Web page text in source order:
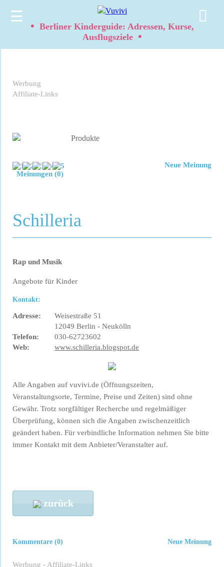
☰
• Berliner Kinderguide: Adressen, Kurse,
Ausflugsziele •
Werbung
Affiliate-Links
Meinungen (0)
Neue Meinung
Schilleria
Rap und Musik
Angebote für Kinder
Kontakt:
Adresse:
Weisestraße 51
12049 Berlin - Neukölln
Telefon:
030-62723602
Web:
www.schilleria.blogspot.de
Alle Angaben auf vuvivi.de (Öffnungszeiten,
Veranstaltungsorte, Termine, Preise und Zeiten) sind ohne
Gewähr. Trotz sorgfältiger Recherche und regelmäßiger
Überprüfung, können sich die Angaben zwischenzeitlich
geändert haben. Für verbindliche Information nehmen Sie bitte
immer Kontakt mit dem Anbieter/Veranstalter auf.
zurück
Neue Meinung
Kommentare (0)
Werbung - Affiliate-Links